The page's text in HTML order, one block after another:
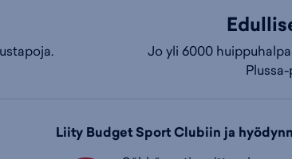
Jo yli 6000
Liity Budget Sport Clubiin ja